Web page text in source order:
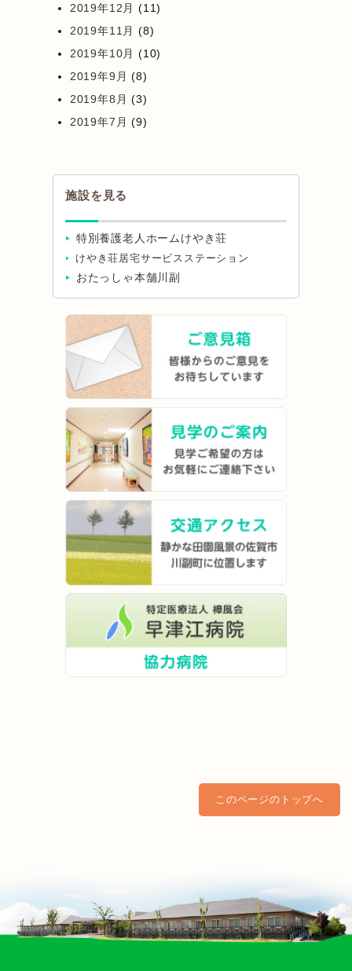
2019年12月 (11)
2019年11月 (8)
2019年10月 (10)
2019年9月 (8)
2019年8月 (3)
2019年7月 (9)
施設を見る
特別養護老人ホームけやき荘
けやき荘居宅サービスステーション
おたっしゃ本舗川副
このページのトップへ